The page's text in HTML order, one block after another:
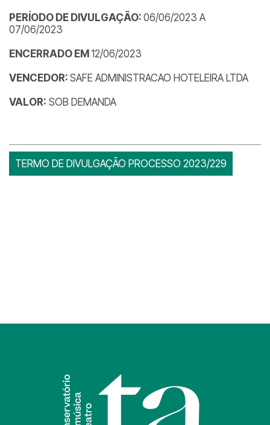
PERÍODO DE DIVULGAÇÃO: 06/06/2023 A
07/06/2023
ENCERRADO EM 12/06/2023
VENCEDOR: SAFE ADMINISTRACAO HOTELEIRA LTDA
VALOR: SOB DEMANDA
TERMO DE DIVULGAÇÃO PROCESSO 2023/229